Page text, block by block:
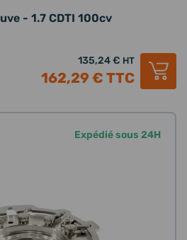
- 1.7 CDTI 100cv
135,24 € HT
162,29 € TTC
Expédié sous 24H